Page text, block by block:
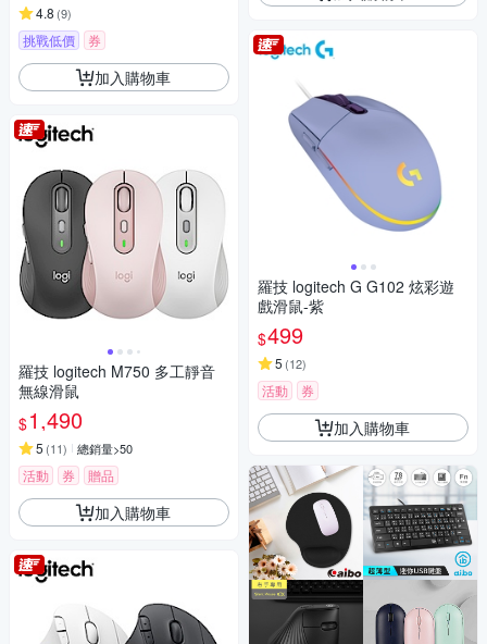
4.8 (9)
挑戰低價 券
加入購物車
羅技 logitech M750 多工靜音
無線滑鼠
$1,490
5 (11) 總銷量>50
活動 券 贈品
加入購物車
羅技 logitech G G102 炫彩遊
戲滑鼠-紫
$499
5 (12)
活動 券
加入購物車